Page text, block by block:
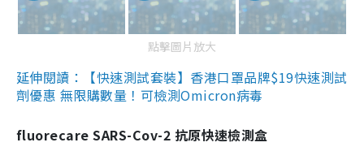
點擊圖片放大
延伸閱讀：【快速測試套裝】香港口罩品牌$19快速測試
劑優惠 無限購數量！可檢測Omicron病毒
fluorecare SARS-Cov-2 抗原快速檢測盒